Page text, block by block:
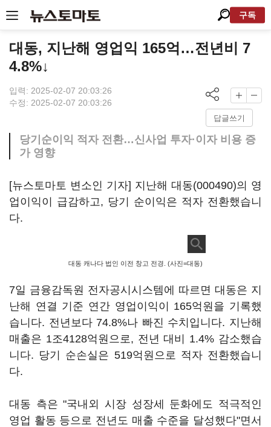
구독
대동, 지난해 영업익 165억…전년비 7
4.8%↓
입력: 2025-02-07 20:03:26
수정: 2025-02-07 20:03:26
답글쓰기
당기순이익 적자 전환…신사업 투자·이자 비용 증
가 영향
[뉴스토마토 변소인 기자] 지난해 대동(000490)의 영
업이익이 급감하고, 당기 순이익은 적자 전환했습니
다.
대동 캐나다 법인 이전 창고 전경. (사진=대동)
7일 금융감독원 전자공시시스템에 따르면 대동은 지
난해 연결 기준 연간 영업이익이 165억원을 기록했
습니다. 전년보다 74.8%나 빠진 수치입니다. 지난해
매출은 1조4128억원으로, 전년 대비 1.4% 감소했습
니다. 당기 순손실은 519억원으로 적자 전환했습니
다.
대동 측은 "국내외 시장 성장세 둔화에도 적극적인
영업 활동 등으로 전년도 매출 수준을 달성했다"면서